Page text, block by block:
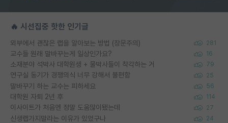
🔥 시선집중 핫한 인기글
외부에서 괜찮은 랩을 알아보는 방법 (장문주의) 281
교수들 원래 말바꾸는게 일상인가요? 16
소재분야 석박사 대학원생 + 물박사들이 착각하는 거 79
연구실 동기가 경쟁의식 너무 강해서 불편함 25
말바꾸기 하는 교수는 피하세요 56
대학원 자퇴 2년 후 114
이사이트가 처음엔 정말 도움많이됐는데 27
신생랩가지말라는 이유가 있었구나 24